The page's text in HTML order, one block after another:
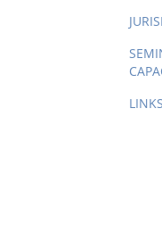
LINKS